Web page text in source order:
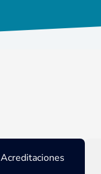
Acreditaciones